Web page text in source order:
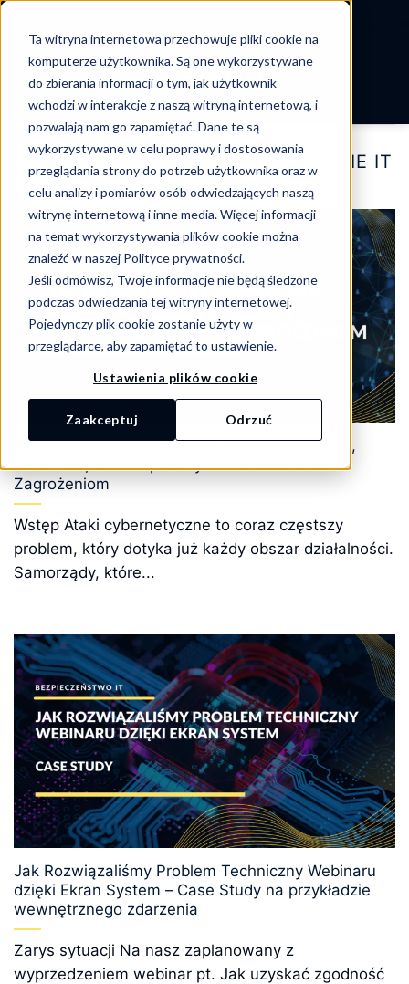
Ta witryna internetowa przechowuje pliki cookie na
komputerze użytkownika. Są one wykorzystywane
do zbierania informacji o tym, jak użytkownik
wchodzi w interakcje z naszą witryną internetową, i
pozwalają nam go zapamiętać. Dane te są
wykorzystywane w celu poprawy i dostosowania
przeglądania strony do potrzeb użytkownika oraz w
celu analizy i pomiarów osób odwiedzających naszą
witrynę internetową i inne media. Więcej informacji
na temat wykorzystywania plików cookie można
znaleźć w naszej Polityce prywatności.
Jeśli odmówisz, Twoje informacje nie będą śledzone
podczas odwiedzania tej witryny internetowej.
Pojedynczy plik cookie zostanie użyty w
przeglądarce, aby zapamiętać to ustawienie.
Ustawienia plików cookie
Zaakceptuj Odrzuć
-->
Skip
content
CATEGORY ARCHIVES: ZARZĄDZANIE IT
Cyberbezpieczny Samorząd – Dofinansowanie,
Założenia, Cele i Sposoby Przeciwdziałania
Zagrożeniom
Wstęp Ataki cybernetyczne to coraz częstszy
problem, który dotyka już każdy obszar działalności.
Samorządy, które...
Jak Rozwiązaliśmy Problem Techniczny Webinaru
dzięki Ekran System – Case Study na przykładzie
wewnętrznego zdarzenia
Zarys sytuacji Na nasz zaplanowany z
wyprzedzeniem webinar pt. Jak uzyskać zgodność